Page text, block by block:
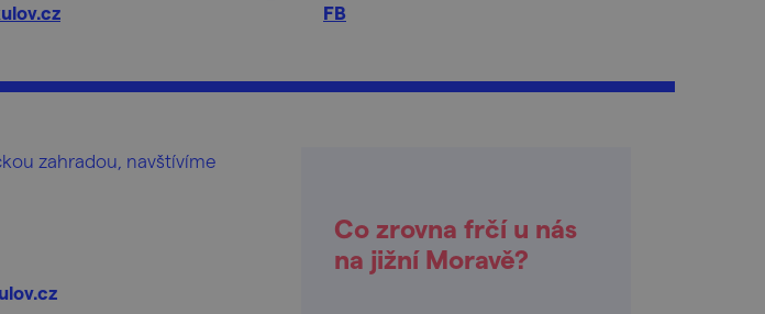
FB
zahradou, navštívíme
Co zrovna frčí u nás
na jižní Moravě?